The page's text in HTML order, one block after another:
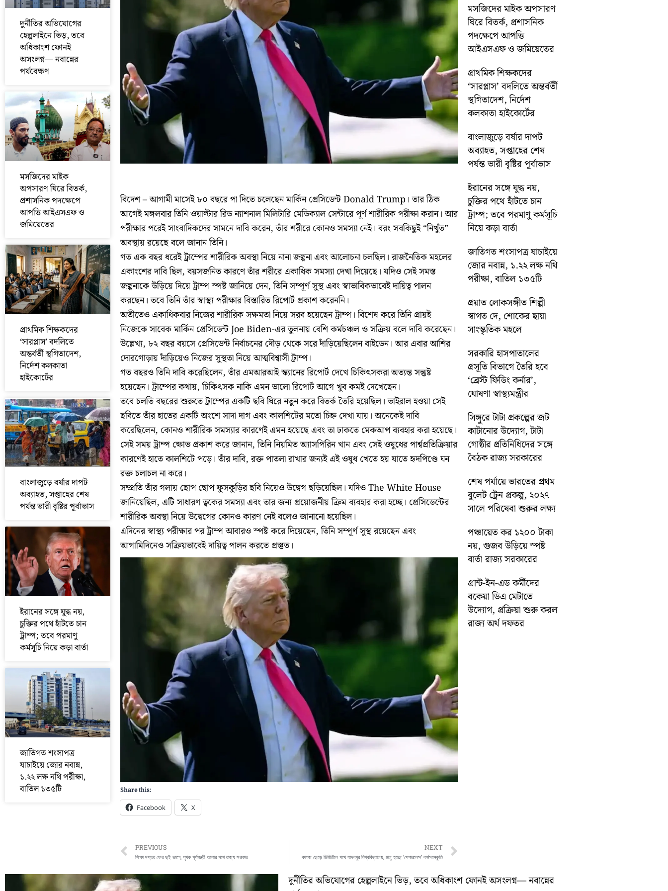
দুর্নীতির অভিযোগের
হেল্পলাইনে ভিড়, তবে
অধিকাংশ ফোনই
অসংলগ্ন— নবান্নের
পর্যবেক্ষণ
মসজিদের মাইক
অপসারণ ঘিরে বিতর্ক,
প্রশাসনিক পদক্ষেপে
আপত্তি আইএসএফ ও
জমিয়েতের
প্রাথমিক শিক্ষকদের
‘সারপ্লাস’ বদলিতে
অন্তর্বর্তী স্থগিতাদেশ,
নির্দেশ কলকাতা
হাইকোর্টের
বাংলাজুড়ে বর্ষার দাপট
অব্যাহত, সপ্তাহের শেষ
পর্যন্ত ভারী বৃষ্টির পূর্বাভাস
ইরানের সঙ্গে যুদ্ধ নয়,
চুক্তির পথে হাঁটতে চান
ট্রাম্প; তবে পরমাণু
কর্মসূচি নিয়ে কড়া বার্তা
জাতিগত শংসাপত্র
যাচাইয়ে জোর নবান্ন,
১.২২ লক্ষ নথি পরীক্ষা,
বাতিল ১৩৫টি
বিদেশ – আগামী মাসেই ৮০ বছরে পা দিতে চলেছেন মার্কিন প্রেসিডেন্ট Donald Trump। তার ঠিক
আগেই মঙ্গলবার তিনি ওয়াল্টার রিড ন্যাশনাল মিলিটারি মেডিক্যাল সেন্টারে পূর্ণ শারীরিক পরীক্ষা করান। আর
পরীক্ষার পরেই সাংবাদিকদের সামনে দাবি করেন, তাঁর শরীরে কোনও সমস্যা নেই। বরং সবকিছুই “নিখুঁত”
অবস্থায় রয়েছে বলে জানান তিনি।
গত এক বছর ধরেই ট্রাম্পের শারীরিক অবস্থা নিয়ে নানা জল্পনা এবং আলোচনা চলছিল। রাজনৈতিক মহলের
একাংশের দাবি ছিল, বয়সজনিত কারণে তাঁর শরীরে একাধিক সমস্যা দেখা দিয়েছে। যদিও সেই সমস্ত
জল্পনাকে উড়িয়ে দিয়ে ট্রাম্প স্পষ্ট জানিয়ে দেন, তিনি সম্পূর্ণ সুস্থ এবং স্বাভাবিকভাবেই দায়িত্ব পালন
করছেন। তবে তিনি তাঁর স্বাস্থ্য পরীক্ষার বিস্তারিত রিপোর্ট প্রকাশ করেননি।
অতীতেও একাধিকবার নিজের শারীরিক সক্ষমতা নিয়ে সরব হয়েছেন ট্রাম্প। বিশেষ করে তিনি প্রায়ই
নিজেকে সাবেক মার্কিন প্রেসিডেন্ট Joe Biden-এর তুলনায় বেশি কর্মচঞ্চল ও সক্রিয় বলে দাবি করেছেন।
উল্লেখ্য, ৮২ বছর বয়সে প্রেসিডেন্ট নির্বাচনের দৌড় থেকে সরে দাঁড়িয়েছিলেন বাইডেন। আর এবার আশির
দোরগোড়ায় দাঁড়িয়েও নিজের সুস্থতা নিয়ে আত্মবিশ্বাসী ট্রাম্প।
গত বছরও তিনি দাবি করেছিলেন, তাঁর এমআরআই স্ক্যানের রিপোর্ট দেখে চিকিৎসকরা অত্যন্ত সন্তুষ্ট
হয়েছেন। ট্রাম্পের কথায়, চিকিৎসক নাকি এমন ভালো রিপোর্ট আগে খুব কমই দেখেছেন।
তবে চলতি বছরের শুরুতে ট্রাম্পের একটি ছবি ঘিরে নতুন করে বিতর্ক তৈরি হয়েছিল। ভাইরাল হওয়া সেই
ছবিতে তাঁর হাতের একটি অংশে সাদা দাগ এবং কালশিটের মতো চিহ্ন দেখা যায়। অনেকেই দাবি
করেছিলেন, কোনও শারীরিক সমস্যার কারণেই এমন হয়েছে এবং তা ঢাকতে মেকআপ ব্যবহার করা হয়েছে।
সেই সময় ট্রাম্প ক্ষোভ প্রকাশ করে জানান, তিনি নিয়মিত অ্যাসপিরিন খান এবং সেই ওষুধের পার্শ্বপ্রতিক্রিয়ার
কারণেই হাতে কালশিটে পড়ে। তাঁর দাবি, রক্ত পাতলা রাখার জন্যই এই ওষুধ খেতে হয় যাতে হৃদপিণ্ডে ঘন
রক্ত চলাচল না করে।
সম্প্রতি তাঁর গলায় ছোপ ছোপ ফুসকুড়ির ছবি নিয়েও উদ্বেগ ছড়িয়েছিল। যদিও The White House
জানিয়েছিল, এটি সাধারণ ত্বকের সমস্যা এবং তার জন্য প্রয়োজনীয় ক্রিম ব্যবহার করা হচ্ছে। প্রেসিডেন্টের
শারীরিক অবস্থা নিয়ে উদ্বেগের কোনও কারণ নেই বলেও জানানো হয়েছিল।
এদিনের স্বাস্থ্য পরীক্ষার পর ট্রাম্প আবারও স্পষ্ট করে দিয়েছেন, তিনি সম্পূর্ণ সুস্থ রয়েছেন এবং
আগামিদিনেও সক্রিয়ভাবেই দায়িত্ব পালন করতে প্রস্তুত।
Share this:
Facebook X
Prev
PREVIOUS
শিক্ষা দপ্তর ফের দুই ভাগে, পৃথক পূর্ণমন্ত্রী আনার পথে রাজ্য সরকার
NEXT
কাগজ ছেড়ে ডিজিটাল পথে যাদবপুর বিশ্ববিদ্যালয়, চালু হচ্ছে ‘পেপারলেস’ কর্মসংস্কৃতি
মসজিদের মাইক অপসারণ
ঘিরে বিতর্ক, প্রশাসনিক
পদক্ষেপে আপত্তি
আইএসএফ ও জমিয়েতের
প্রাথমিক শিক্ষকদের
‘সারপ্লাস’ বদলিতে অন্তর্বর্তী
স্থগিতাদেশ, নির্দেশ
কলকাতা হাইকোর্টের
বাংলাজুড়ে বর্ষার দাপট
অব্যাহত, সপ্তাহের শেষ
পর্যন্ত ভারী বৃষ্টির পূর্বাভাস
ইরানের সঙ্গে যুদ্ধ নয়,
চুক্তির পথে হাঁটতে চান
ট্রাম্প; তবে পরমাণু কর্মসূচি
নিয়ে কড়া বার্তা
জাতিগত শংসাপত্র যাচাইয়ে
জোর নবান্ন, ১.২২ লক্ষ নথি
পরীক্ষা, বাতিল ১৩৫টি
প্রয়াত লোকসঙ্গীত শিল্পী
স্বাগত দে, শোকের ছায়া
সাংস্কৃতিক মহলে
সরকারি হাসপাতালের
প্রসূতি বিভাগে তৈরি হবে
‘ব্রেস্ট ফিডিং কর্নার’,
ঘোষণা স্বাস্থ্যমন্ত্রীর
সিঙ্গুরে টাটা প্রকল্পের জট
কাটানোর উদ্যোগ, টাটা
গোষ্ঠীর প্রতিনিধিদের সঙ্গে
বৈঠক রাজ্য সরকারের
শেষ পর্যায়ে ভারতের প্রথম
বুলেট ট্রেন প্রকল্প, ২০২৭
সালে পরিষেবা শুরুর লক্ষ্য
পঞ্চায়েত কর ১২০০ টাকা
নয়, গুজব উড়িয়ে স্পষ্ট
বার্তা রাজ্য সরকারের
গ্রান্ট-ইন-এড কর্মীদের
বকেয়া ডিএ মেটাতে
উদ্যোগ, প্রক্রিয়া শুরু করল
রাজ্য অর্থ দফতর
দুর্নীতির অভিযোগের হেল্পলাইনে ভিড়, তবে অধিকাংশ ফোনই অসংলগ্ন— নবান্নের